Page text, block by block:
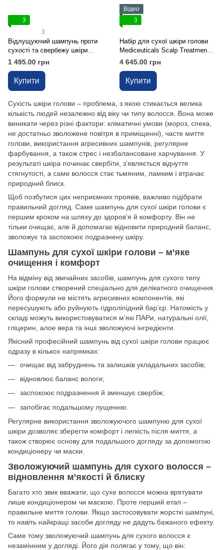
3
3
Відлущуючий шампунь проти
сухості та свербежу шкіри
голови Mediceuticals X-
Derma™, 250 мл
1 495.00 грн
Купити
Відео
3
Набір для сухої шкіри голови
Mediceuticals Scalp Treatment
Kit Dry Scalp
4 645.00 грн
Купити
Сухість шкіри голови – проблема, з якою стикається велика
кількість людей незалежно від віку чи типу волосся. Вона може
виникати через різні фактори: кліматичні умови (мороз, спека,
не достатньо зволожене повітря в приміщенні), часте миття
голови, використання агресивних шампунів, регулярне
фарбування, а також стрес і незбалансоване харчування. У
результаті шкіра починає свербіти, з’являється відчуття
стягнутості, а саме волосся стає тьмяним, ламким і втрачає
природний блиск.
Щоб позбутися цих неприємних проявів, важливо підібрати
правильний догляд. Саме шампунь для сухої шкіри голови є
першим кроком на шляху до здоров’я й комфорту. Він не
тільки очищає, але й допомагає відновити природний баланс,
зволожує та заспокоює подразнену шкіру.
Шампунь для сухої шкіри голови – м’яке
очищення і комфорт
На відміну від звичайних засобів, шампунь для сухого типу
шкіри голови створений спеціально для делікатного очищення.
Його формули не містять агресивних компонентів, які
пересушують або руйнують гідроліпідний бар’єр. Натомість у
складі можуть використовуватися м’які ПАРи, натуральні олії,
гліцерин, алое вера та інші зволожуючі інгредієнти.
Якісний професійний шампунь від сухої шкіри голови працює
одразу в кількох напрямках:
очищає від забруднень та залишків укладальних засобів;
відновлює баланс вологи;
заспокоює подразнення й зменшує свербіж;
запобігає подальшому лущенню.
Регулярне використання зволожуючого шампуню для сухої
шкіри дозволяє зберегти комфорт і легкість після миття, а
також створює основу для подальшого догляду за допомогою
кондиціонеру чи маски.
Зволожуючий шампунь для сухого волосся –
відновлення м’якості й блиску
Багато хто звик вважати, що сухе волосся можна врятувати
лише кондиціонером чи маскою. Проте перший етап –
правильне миття голови. Якщо застосовувати жорсткі шампуні,
то навіть найкращі засоби догляду не дадуть бажаного ефекту.
Саме тому зволожуючий шампунь для сухого волосся є
незамінним у догляді. Його дія полягає у тому, що він: